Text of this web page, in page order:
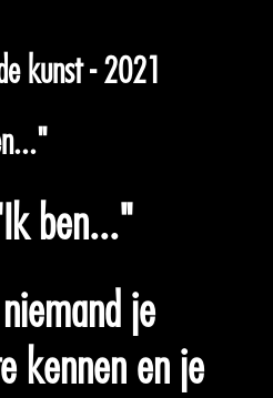
kunst - 2021
ben..."
je
kennen en je